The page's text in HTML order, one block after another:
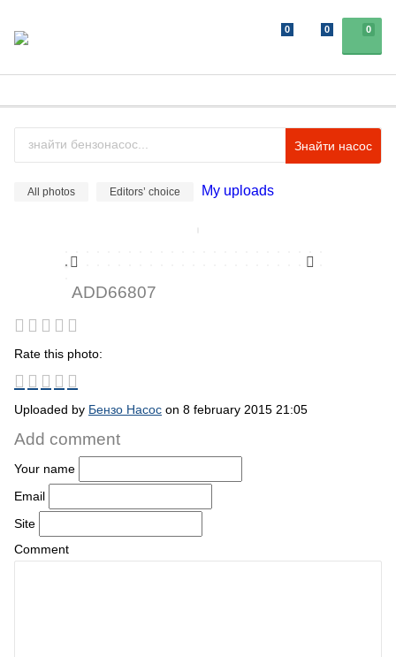
0
0 0
Знайти насос
All photos Editors’ choice My uploads
ADD66807
Rate this photo:
Uploaded by Бензо Насос on 8 february 2015 21:05
Add comment
Your name
Email
Site
Comment